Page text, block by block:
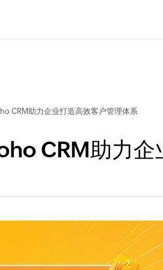
CRM助力企业打造高效客户管理体系
CRM助力